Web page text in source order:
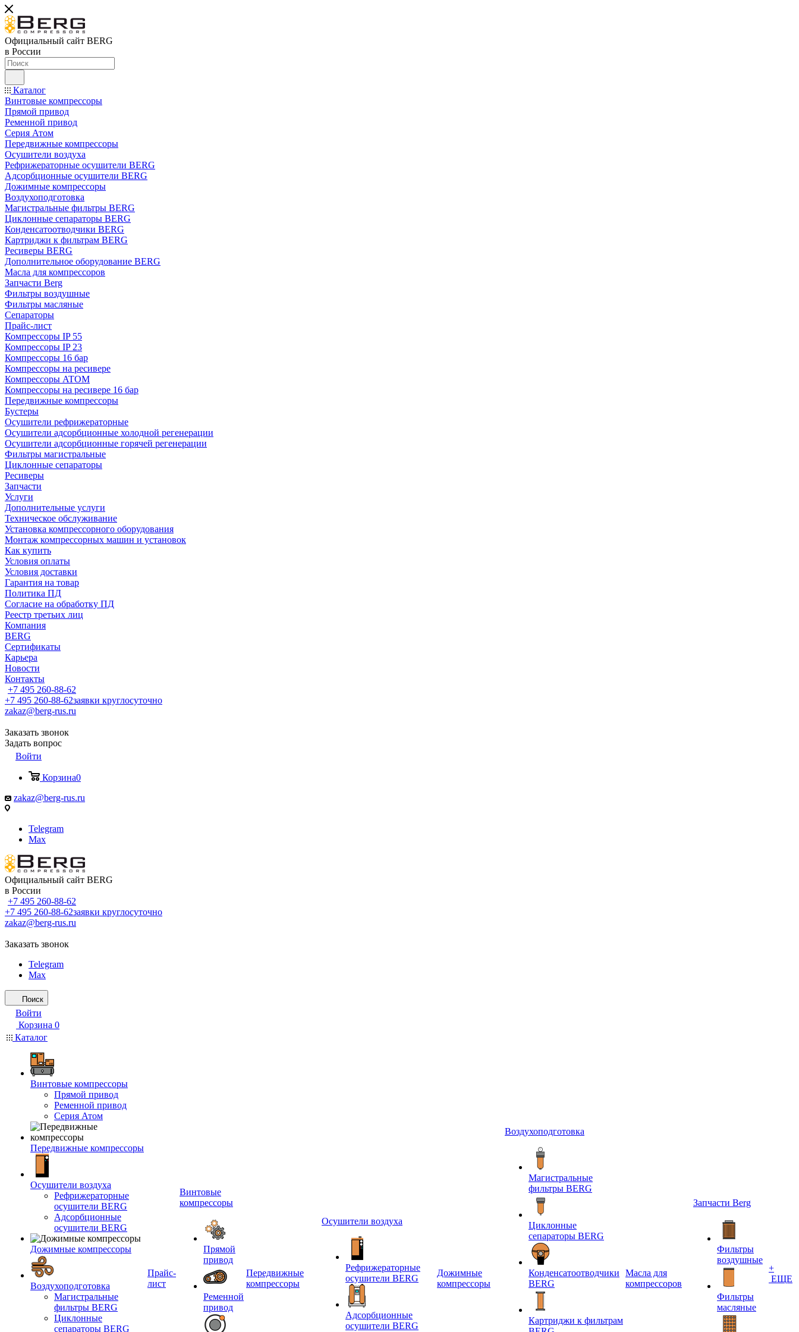
Официальный сайт BERG
в России
Каталог
Винтовые компрессоры
Прямой привод
Ременной привод
Серия Атом
Передвижные компрессоры
Осушители воздуха
Рефрижераторные осушители BERG
Адсорбционные осушители BERG
Дожимные компрессоры
Воздухоподготовка
Магистральные фильтры BERG
Циклонные сепараторы BERG
Конденсатоотводчики BERG
Картриджи к фильтрам BERG
Ресиверы BERG
Дополнительное оборудование BERG
Масла для компрессоров
Запчасти Berg
Фильтры воздушные
Фильтры масляные
Сепараторы
Прайс-лист
Компрессоры IP 55
Компрессоры IP 23
Компрессоры 16 бар
Компрессоры на ресивере
Компрессоры ATOM
Компрессоры на ресивере 16 бар
Передвижные компрессоры
Бустеры
Осушители рефрижераторные
Осушители адсорбционные холодной регенерации
Осушители адсорбционные горячей регенерации
Фильтры магистральные
Циклонные сепараторы
Ресиверы
Запчасти
Услуги
Дополнительные услуги
Техническое обслуживание
Установка компрессорного оборудования
Монтаж компрессорных машин и установок
Как купить
Условия оплаты
Условия доставки
Гарантия на товар
Политика ПД
Согласие на обработку ПД
Реестр третьих лиц
Компания
BERG
Сертификаты
Карьера
Новости
Контакты
+7 495 260-88-62
+7 495 260-88-62заявки круглосуточно
zakaz@berg-rus.ru
Заказать звонок
Задать вопрос
Войти
Корзина0
zakaz@berg-rus.ru
Telegram
Max
Официальный сайт BERG
в России
+7 495 260-88-62
+7 495 260-88-62заявки круглосуточно
zakaz@berg-rus.ru
Заказать звонок
Telegram
Max
Поиск
Войти
Корзина 0
Каталог
Винтовые компрессоры
Прямой привод
Ременной привод
Серия Атом
Передвижные компрессоры
Осушители воздуха
Рефрижераторные
осушители BERG
Адсорбционные
осушители BERG
Дожимные компрессоры
Воздухоподготовка
Магистральные
фильтры BERG
Циклонные
сепараторы BERG
Прайс-
лист
Винтовые
компрессоры
Прямой
привод
Ременной
привод
Передвижные
компрессоры
Осушители воздуха
Рефрижераторные
осушители BERG
Адсорбционные
осушители BERG
Дожимные
компрессоры
Воздухоподготовка
Магистральные
фильтры BERG
Циклонные
сепараторы BERG
Конденсатоотводчики
BERG
Картриджи к фильтрам
Масла для
компрессоров
Запчасти Berg
Фильтры
воздушные
Фильтры
масляные
+
ЕЩЕ